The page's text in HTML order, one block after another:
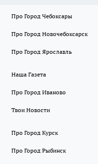
Про Город Чебоксары
Про Город Новочебоксарск
Про Город Ярославль
Наша Газета
Про Город Иваново
Твои Новости
Про Город Курск
Про Город Рыбинск